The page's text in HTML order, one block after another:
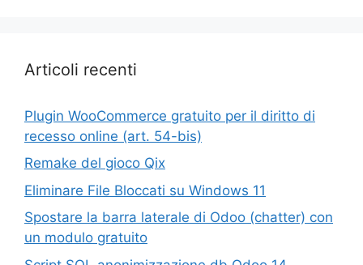
Articoli recenti
Plugin WooCommerce gratuito per il diritto di
recesso online (art. 54-bis)
Remake del gioco Qix
Eliminare File Bloccati su Windows 11
Spostare la barra laterale di Odoo (chatter) con
un modulo gratuito